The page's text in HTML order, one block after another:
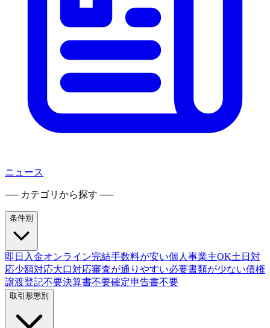
ニュース
── カテゴリから探す ──
条件別
即日入金オンライン完結手数料が安い個人事業主OK土日対
応少額対応大口対応審査が通りやすい必要書類が少ない債権
譲渡登記不要決算書不要確定申告書不要
取引形態別